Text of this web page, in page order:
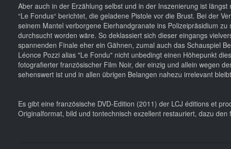
Aber auch in der Erzählung selbst und in der Inszenierung ist
“Le Fondus“ berichtet, die geladene Pistole vor die Brust. Bei der
seinem Mantel verborgene Eierhandgranate ins Polizeipräsidium
durchsucht worden wäre. So deklassiert sich dieser eingangs
spannenden Finale eher ein Gähnen, zumal auch das Schauspiel
Léonce Pozzi alias "Le Fondu" nicht unbedingt einen Höhepunkt
fotografierter französischer Film Noir, der einzig und allein wegen
sehenswert ist und in allen übrigen Belangen nahezu irrelevant
Es gibt eine französische DVD-Edition (2011) der LCJ éditions et
Originalformat, bild und tontechnisch exzellent restauriert, dazu